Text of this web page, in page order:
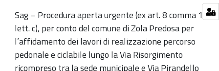
Sag – Procedura aperta urgente (ex art. 8 comma 1
lett. c), per conto del comune di Zola Predosa per
l’affidamento dei lavori di realizzazione percorso
pedonale e ciclabile lungo la Via Risorgimento
ricompreso tra la sede municipale e Via Pirandello